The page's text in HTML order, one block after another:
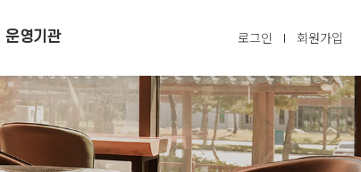
운영기관 로그인 회원가입